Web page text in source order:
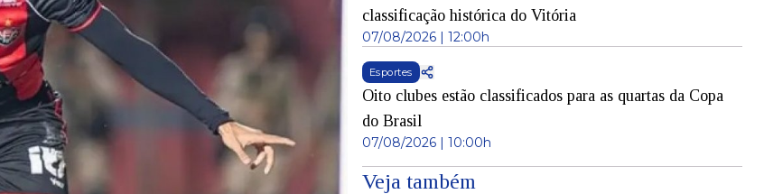
classificação histórica do Vitória
07/08/2026 | 12:00h
Esportes
Oito clubes estão classificados para as quartas da Copa
do Brasil
07/08/2026 | 10:00h
Veja também